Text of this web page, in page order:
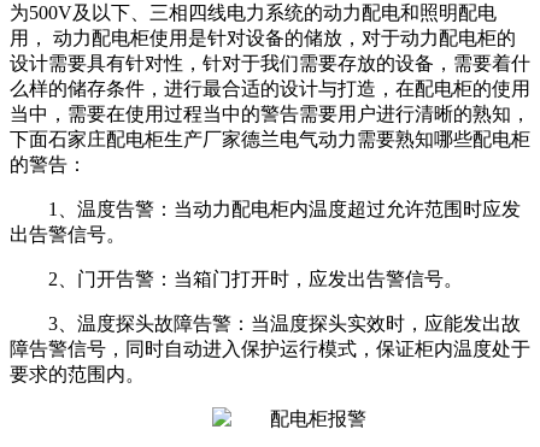
为500V及以下、三相四线电力系统的动力配电和照明配电
用， 动力配电柜使用是针对设备的储放，对于动力配电柜的
设计需要具有针对性，针对于我们需要存放的设备，需要着什
么样的储存条件，进行最合适的设计与打造，在配电柜的使用
当中，需要在使用过程当中的警告需要用户进行清晰的熟知，
下面石家庄配电柜生产厂家德兰电气动力需要熟知哪些配电柜
的警告 ：
1、温度告警：当动力配电柜内温度超过允许范围时应发
出告警信号。
2、门开告警：当箱门打开时，应发出告警信号。
3、温度探头故障告警：当温度探头实效时，应能发出故
障告警信号，同时自动进入保护运行模式，保证柜内温度处于
要求的范围内。